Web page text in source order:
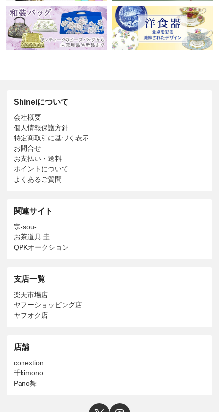
Shineiについて
会社概要
個人情報保護方針
特定商取引に基づく表示
お問合せ
お支払い・送料
ポイントについて
よくあるご質問
関連サイト
宗-sou-
お茶道具 圭
QPKオークション
支店一覧
楽天市場店
ヤフーショッピング店
ヤフオク店
店舗
conextion
千kimono
Pano舞